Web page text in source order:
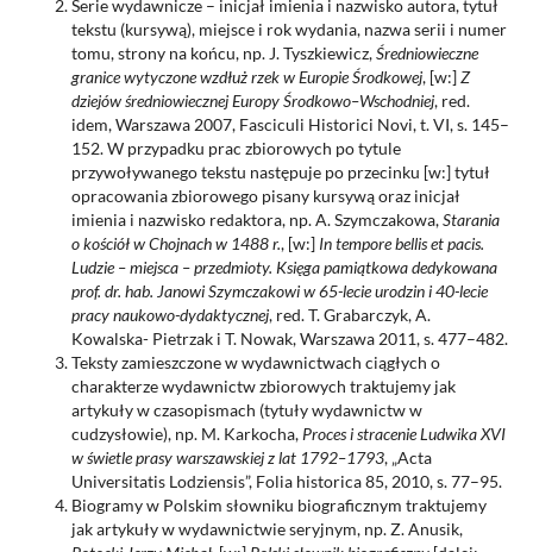
Serie wydawnicze – inicjał imienia i nazwisko autora, tytuł
tekstu (kursywą), miejsce i rok wydania, nazwa serii i numer
tomu, strony na końcu, np. J. Tyszkiewicz,Średniowieczne
granice wytyczone wzdłuż rzek w Europie Środkowej, [w:]Z
dziejów średniowiecznej Europy Środkowo–Wschodniej, red.
idem, Warszawa 2007, Fasciculi Historici Novi, t. VI, s. 145–
152. W przypadku prac zbiorowych po tytule
przywoływanego tekstu następuje po przecinku [w:] tytuł
opracowania zbiorowego pisany kursywą oraz inicjał
imienia i nazwisko redaktora, np. A. Szymczakowa,Starania
o kościół w Chojnach w 1488 r., [w:] In tempore bellis et pacis.
Ludzie – miejsca – przedmioty. Księga pamiątkowa dedykowana
prof. dr. hab. Janowi Szymczakowi w 65-lecie urodzin i 40-lecie
pracy naukowo-dydaktycznej, red. T. Grabarczyk, A.
Kowalska- Pietrzak i T. Nowak, Warszawa 2011, s. 477–482.
Teksty zamieszczone w wydawnictwach ciągłych o
charakterze wydawnictw zbiorowych traktujemy jak
artykuły w czasopismach (tytuły wydawnictw w
cudzysłowie), np. M. Karkocha, Proces i stracenie Ludwika XVI
w świetle prasy warszawskiej z lat 1792–1793, „Acta
Universitatis Lodziensis”, Folia historica 85, 2010, s. 77–95.
Biogramy w Polskim słowniku biograficznym traktujemy
jak artykuły w wydawnictwie seryjnym, np. Z. Anusik,